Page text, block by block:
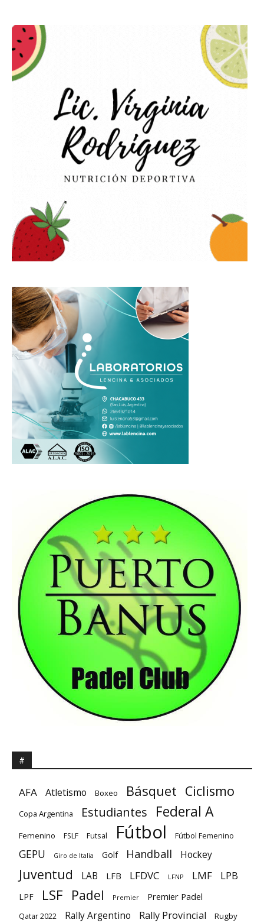
#
AFA Atletismo Boxeo Básquet Ciclismo
Copa Argentina Estudiantes Federal A
Femenino FSLF Futsal Fútbol Fútbol Femenino
GEPU Giro de Italia Golf Handball Hockey
Juventud LAB LFB LFDVC LFNP LMF LPB
LPF LSF Padel Premier Premier Padel
Qatar 2022 Rally Argentino Rally Provincial Rugby